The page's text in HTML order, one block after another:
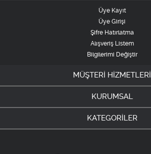
Üye Kayıt
Üye Girişi
Şifre Hatırlatma
Alışveriş Listem
Bilgilerimi Değiştir
MÜŞTERİ HİZMETLERİ
KURUMSAL
KATEGORİLER